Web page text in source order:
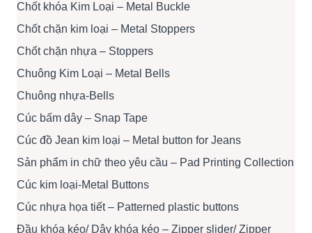
Chốt khóa Kim Loại – Metal Buckle
Chốt chặn kim loại – Metal Stoppers
Chốt chặn nhựa – Stoppers
Chuông Kim Loại – Metal Bells
Chuông nhựa-Bells
Cúc bấm dây – Snap Tape
Cúc đồ Jean kim loại – Metal button for Jeans
Sản phẩm in chữ theo yêu cầu – Pad Printing Collection
Cúc kim loại-Metal Buttons
Cúc nhựa họa tiết – Patterned plastic buttons
Đầu khóa kéo/ Dây khóa kéo – Zipper slider/ Zipper